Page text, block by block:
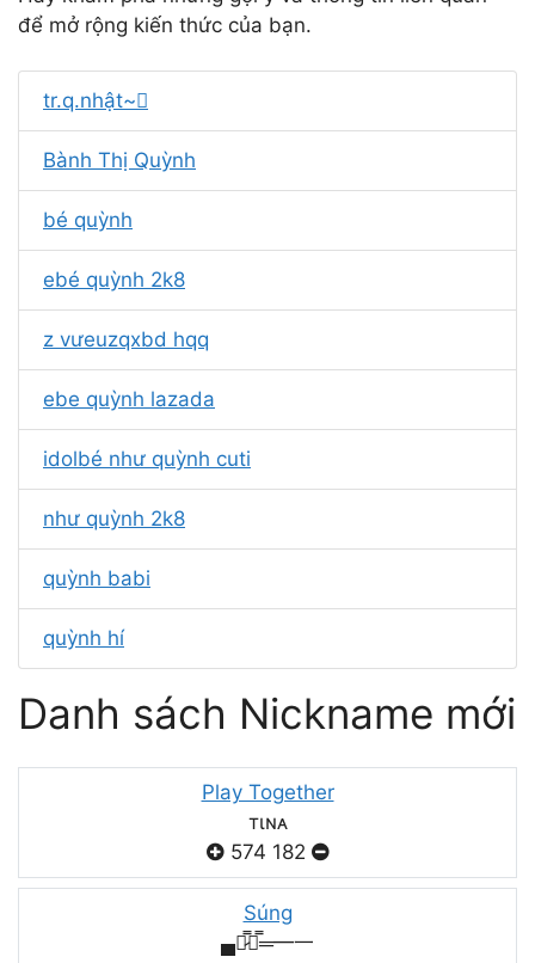
để mở rộng kiến thức của bạn.
tr.q.nhật~
Bành Thị Quỳnh
bé quỳnh
ebé quỳnh 2k8
z vưeuzqxbd hqq
ebe quỳnh lazada
idolbé như quỳnh cuti
như quỳnh 2k8
quỳnh babi
quỳnh hí
Danh sách Nickname mới
Play Together
тιɴᴀ
574 182
Súng
▄︻̷̿┻̿═━一